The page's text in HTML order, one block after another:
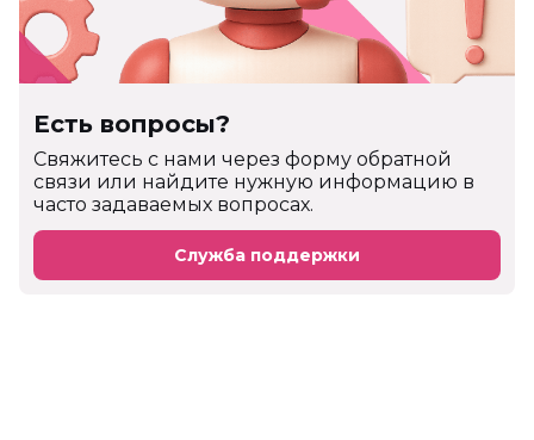
Есть вопросы?
Cвяжитесь с нами через форму обратной
связи или найдите нужную информацию в
часто задаваемых вопросах.
Служба поддержки